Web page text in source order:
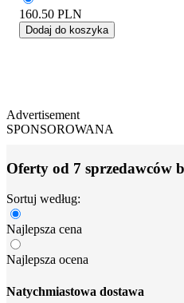
160.50 PLN
Dodaj do koszyka
Advertisement
SPONSOROWANA
Oferty od 7 sprzedawców
Sortuj według:
Najlepsza cena
Najlepsza ocena
Natychmiastowa dostawa